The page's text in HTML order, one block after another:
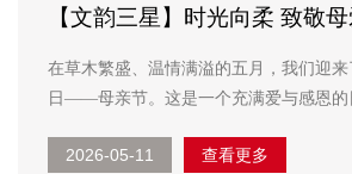
【文韵三星】时光向柔 致敬
在草木繁盛、温情满溢的五月，我们迎
日——母亲节。这是一个充满爱与感恩的
谢，送上深深祝福。 母亲，是世界上最温暖的称谓。从我
2026-05-11 查看更多